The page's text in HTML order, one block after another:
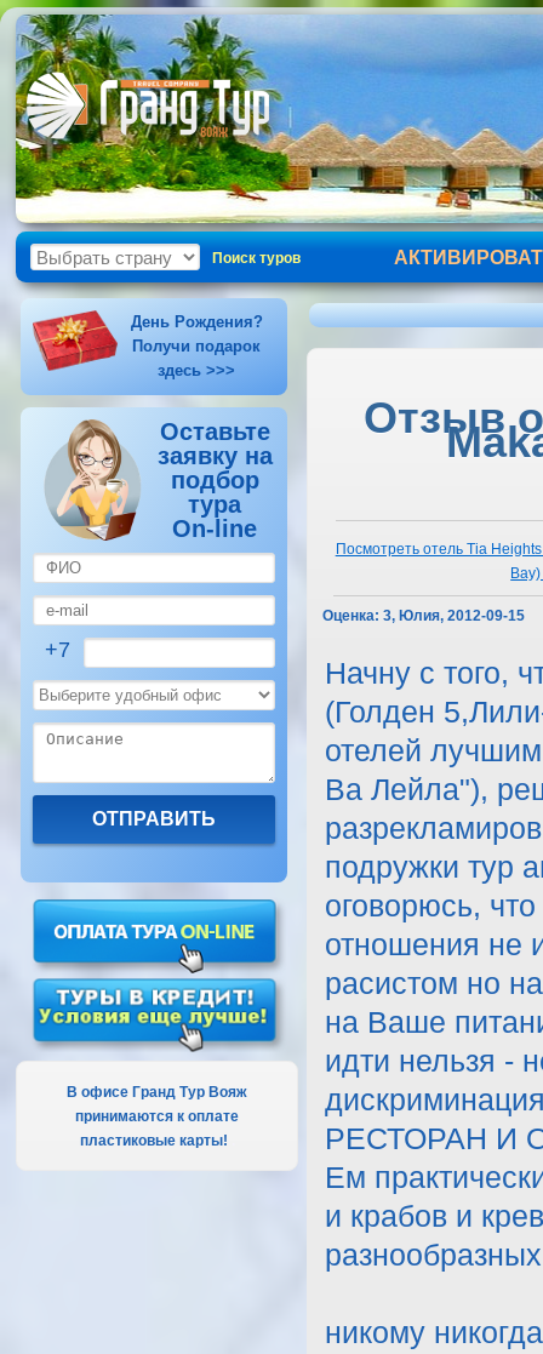
Поиск туров
День Рождения?
Получи подарок
здесь >>>
Оставьте
заявку на
подбор
тура
On-line
+7
В офисе Гранд Тур Вояж
принимаются к оплате
пластиковые карты!
Отзыв
Посмотреть отель Tia
Оценка: 3, Юлия, 2012-09-15
Начну с того,
(Голден
отелей
Ва Лейла"),
подружки тур
оговорюсь,
отношения не
расистом но
на Ваше
идти нельзя -
РЕСТОРАН И
Ем
и крабов и
никому